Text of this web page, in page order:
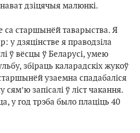
дзіцячыя малюнкі.
са старшынёй таварыства. Я
у дзяцінстве я праводзіла
ў вёсцы ў Беларусі, умею
збіраць каларадскіх жукоў
узаемна спадабаліся
запісалі ў ліст чакання.
у год трэба было плаціць 40